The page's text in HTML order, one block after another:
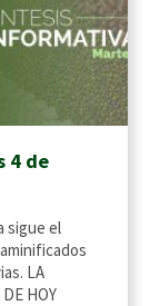
4 de
sigue el
LA
HOY